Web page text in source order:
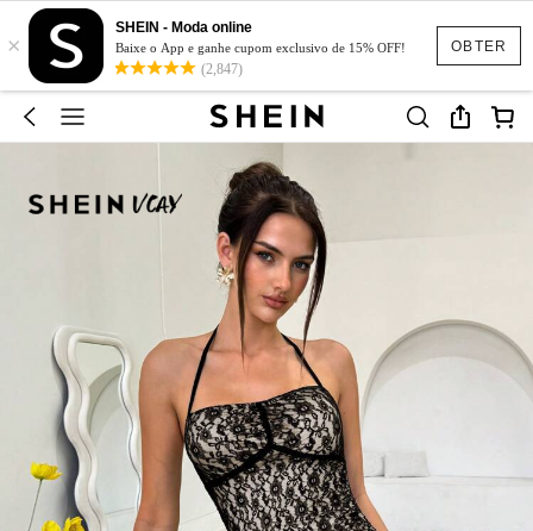
OBTER
×
SHEIN - Moda online
Baixe o App e ganhe cupom exclusivo de 15% OFF!
(2,847)